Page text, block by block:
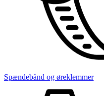
Spændebånd og øreklemmer